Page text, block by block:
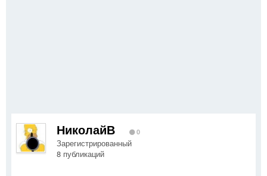
НиколайВ 0
Зарегистрированный
8 публикаций